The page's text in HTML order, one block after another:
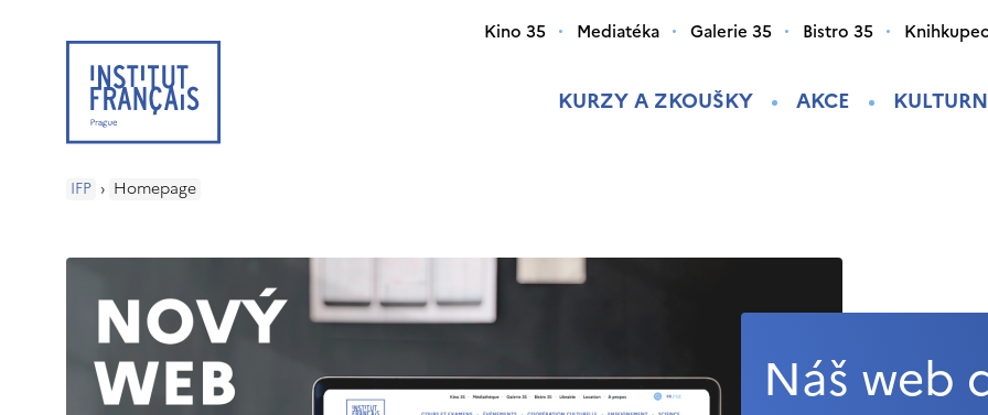
KURZY A ZKOUŠKY AKCE
Kino 35 Mediatéka Galerie 35 Bistro 35
IFP › Homepage
Náš web